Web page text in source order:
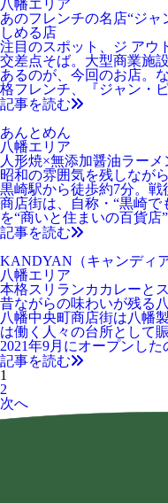
八幡エリア
あのフレンチの名店“ジ
しめる店
注目のスポット、ジ アウ
交差点そば。大型商業施
あるのが、今回のお店。
格フレンチ、『ジャン・
記事を読む
あんとめん
八幡エリア
人形焼×無添加醤油ラー
昭和の雰囲気を残しなが
黒崎駅から徒歩約7分。戦
商店街は、自称・“黒崎
を“商いと住まいの百貨
記事を読む
KANDYAN（キャンディア
八幡エリア
本格スリランカカレーと
昔ながらの味わいが残る
八幡中央町商店街は八幡
は働く人々の台所として
2021年9月にオープンし
記事を読む
1
2
次へ